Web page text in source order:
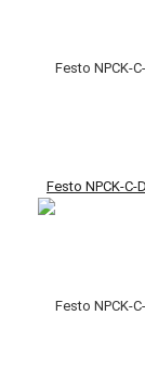
Festo NPCK-C-